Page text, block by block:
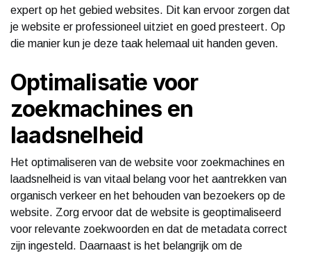
expert op het gebied websites. Dit kan ervoor zorgen dat
je website er professioneel uitziet en goed presteert. Op
die manier kun je deze taak helemaal uit handen geven.
Optimalisatie voor
zoekmachines en
laadsnelheid
Het optimaliseren van de website voor zoekmachines en
laadsnelheid is van vitaal belang voor het aantrekken van
organisch verkeer en het behouden van bezoekers op de
website. Zorg ervoor dat de website is geoptimaliseerd
voor relevante zoekwoorden en dat de metadata correct
zijn ingesteld. Daarnaast is het belangrijk om de